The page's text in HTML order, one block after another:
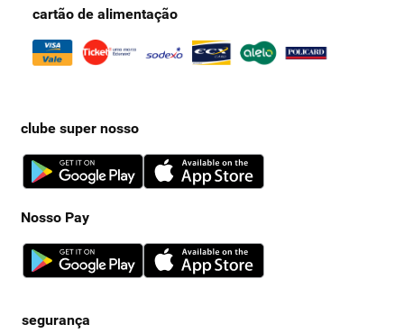
cartão de alimentação
clube super nosso
Nosso Pay